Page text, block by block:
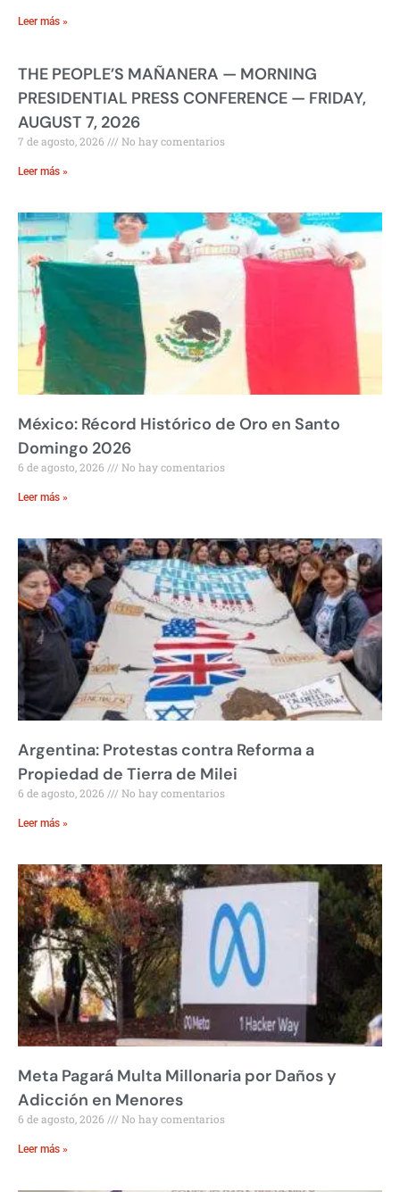
Leer más »
THE PEOPLE’S MAÑANERA — MORNING
PRESIDENTIAL PRESS CONFERENCE — FRIDAY,
AUGUST 7, 2026
7 de agosto, 2026 No hay comentarios
Leer más »
México: Récord Histórico de Oro en Santo
Domingo 2026
6 de agosto, 2026 No hay comentarios
Leer más »
Argentina: Protestas contra Reforma a
Propiedad de Tierra de Milei
6 de agosto, 2026 No hay comentarios
Leer más »
Meta Pagará Multa Millonaria por Daños y
Adicción en Menores
6 de agosto, 2026 No hay comentarios
Leer más »